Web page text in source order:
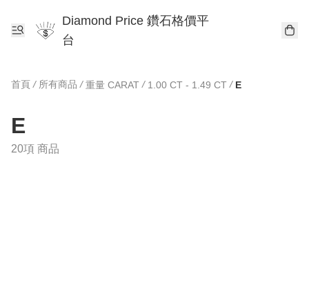
Diamond Price 鑽石格價平
台
首頁 / 所有商品 / 重量 CARAT / 1.00 CT - 1.49 CT / E
E
20項 商品